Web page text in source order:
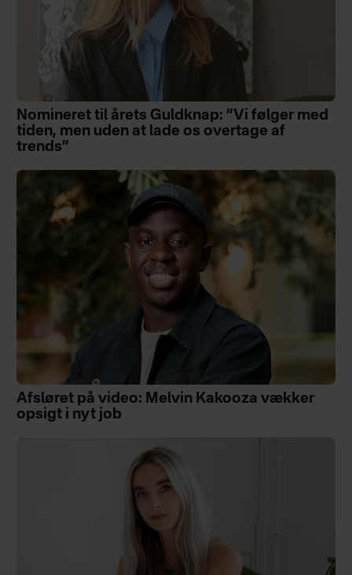
Nomineret til årets Guldknap: ”Vi følger med
tiden, men uden at lade os overtage af
trends”
Afsløret på video: Melvin Kakooza vækker
opsigt i nyt job